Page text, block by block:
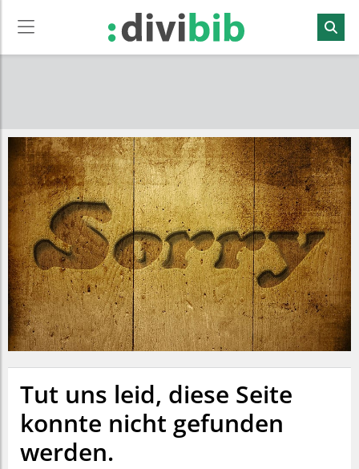
Tut uns leid, diese Seite
konnte nicht gefunden
werden.